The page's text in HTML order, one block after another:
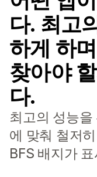
다. 최고
하게 하
찾아야
다.
최고의 성능
에 맞춰 철저
BFS 배지가